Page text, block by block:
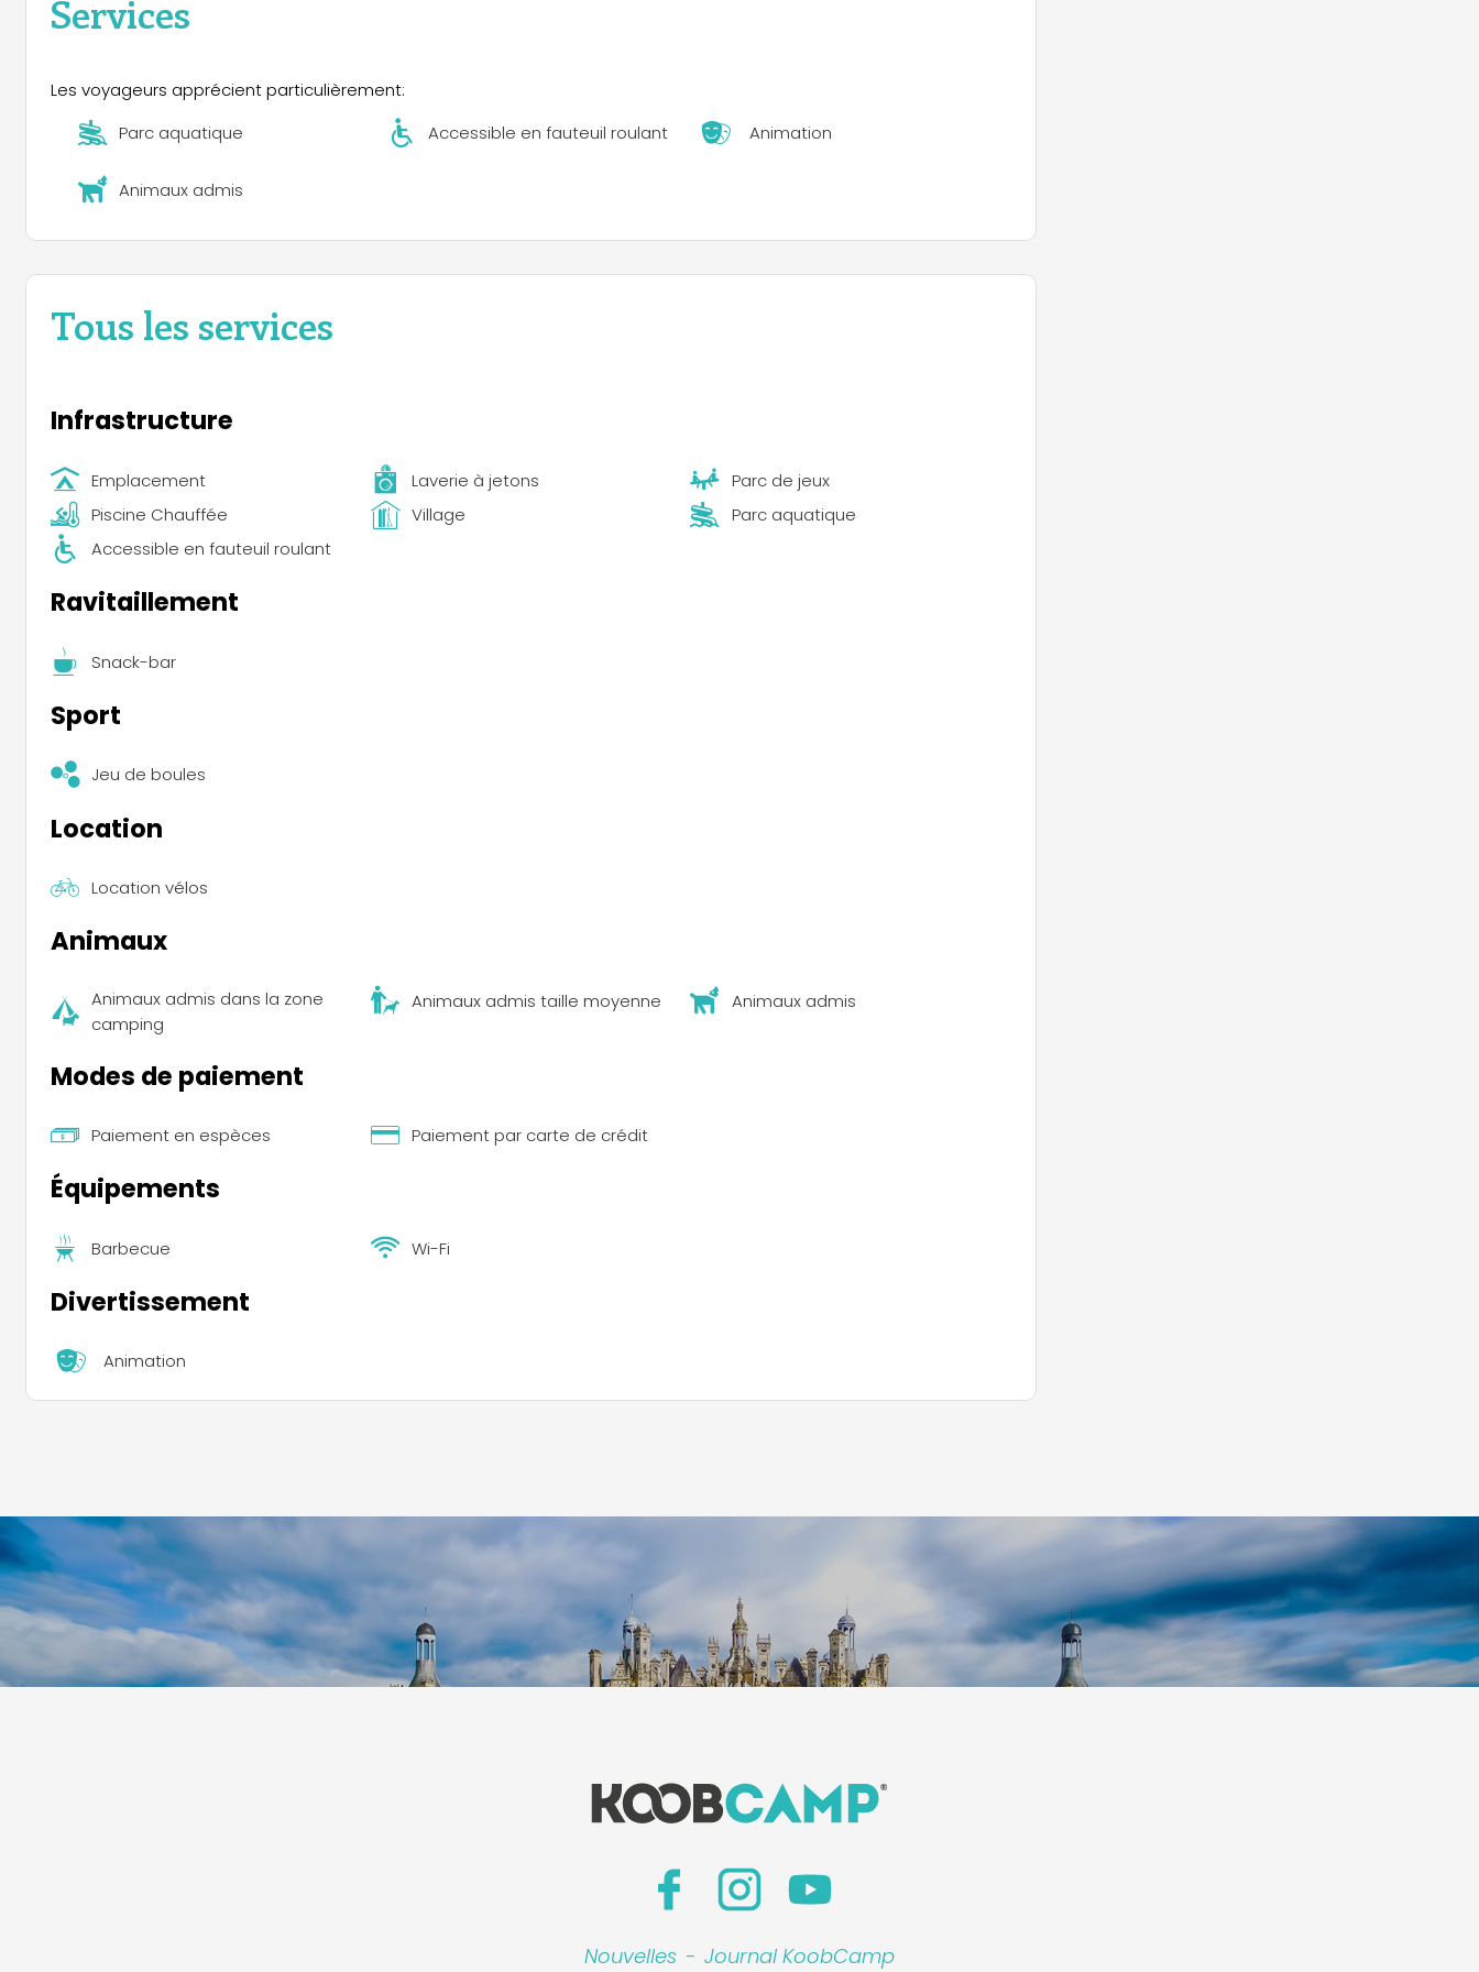
ambiance conviviale. Des activités sportives, des tournois et des jeux en autonomie viennent compléter le
thématiques célébrant les produits gastronomiques locaux. Dans les environs, la nature offre également de belles
opportunités de loisirs avec des excursions, du trekking et des balades, invitant à la découverte de paysages
époustouflants et à un véritable moment de détente et d’évasion.
Leaflet Koobcamp S.r.l.
Services
Les voyageurs apprécient particulièrement:
Parc aquatique
Accessible en fauteuil roulant Animation
Animaux admis
Tous les services
Infrastructure
Emplacement Laverie à jetons
Parc de jeux
Piscine Chauffée
Village
Parc aquatique
Accessible en fauteuil roulant
Ravitaillement
Snack-bar
Sport
Jeu de boules
Location
Location vélos
Animaux
Animaux admis dans la zone
camping
Animaux admis taille moyenne Animaux admis
Modes de paiement
Paiement en espèces Paiement par carte de crédit
Équipements
Barbecue Wi-Fi
Divertissement
Animation
Nouvelles - Journal KoobCamp